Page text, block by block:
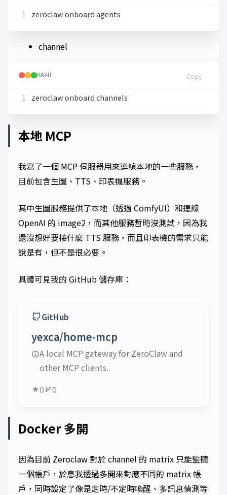
channel
BASH Copy
本地 MCP
我寫了一個 MCP 伺服器用來連線本地的一些服務，
目前包含生圖、TTS、印表機服務。
其中生圖服務提供了本地（透過 ComfyUI）和連線
OpenAI 的 image2，而其他服務暫時沒測試，因為我
還沒想好要接什麼 TTS 服務，而且印表機的需求只能
說是有，但不是很必要。
具體可見我的 GitHub 儲存庫：
GitHub
yexca/home-mcp
A local MCP gateway for ZeroClaw and
other MCP clients.
0
0
Docker 多開
因為目前 Zeroclaw 對於 channel 的 matrix 只能監聽
一個帳戶，於息我透過多開來對應不同的 matrix 帳
戶，同時設定了像是定時/不定時喚醒、多訊息偵測等